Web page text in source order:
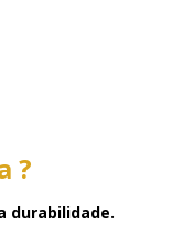
?
durabilidade.